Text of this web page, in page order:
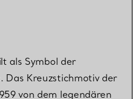
als Symbol der
Das Kreuzstichmotiv der
von dem legendären